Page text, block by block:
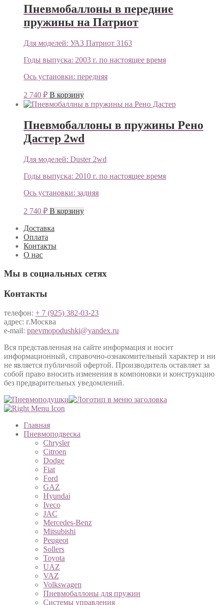
Пневмобаллоны в передние
пружины на Патриот
Для моделей: УАЗ Патриот 3163
Годы выпуска: 2003 г. по настоящее время
Ось установки: передняя
2 740 ₽ В корзину
Пневмобаллоны в пружины Рено
Дастер 2wd
Для моделей: Duster 2wd
Годы выпуска: 2010 г. по настоящее время
Ось установки: задняя
2 740 ₽ В корзину
Доставка
Оплата
Контакты
О нас
Мы в социальных сетях
Контакты
телефон: + 7 (925) 382-03-23
адрес: г.Москва
e-mail: pnevmopodushki@yandex.ru
Вся представленная на сайте информация и носит
информационный, справочно-ознакомительный характер и ни
не является публичной офертой. Производитель оставляет за
собой право вносить изменения в компоновки и конструкцию
без предварительных уведомлений.
Главная
Пневмоподвеска
Chrysler
Citroen
Dodge
Fiat
Ford
GAZ
Hyundai
Iveco
JAC
Mercedes-Benz
Mitsubishi
Peugeot
Sollers
Toyota
UAZ
VAZ
Volkswagen
Пневмобаллоны для пружин
Системы управления